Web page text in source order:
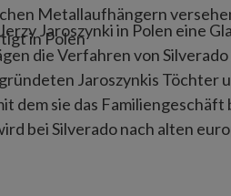
Metallaufhängern
in Polen
Jaroszynki in Polen eine
die Verfahren von
Jaroszynkis Töchter
dem sie das
bei Silverado nach alten
in eine metallene Form
ummantelt wird.